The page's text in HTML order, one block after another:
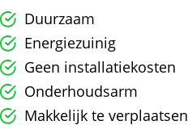
Duurzaam
Energiezuinig
Geen installatiekosten
Onderhoudsarm
Makkelijk te verplaatsen